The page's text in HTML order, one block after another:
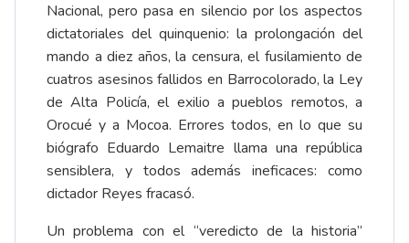
Nacional, pero pasa en silencio por los aspectos
dictatoriales del quinquenio: la prolongación del
mando a diez años, la censura, el fusilamiento de
cuatros asesinos fallidos en Barrocolorado, la Ley
de Alta Policía, el exilio a pueblos remotos, a
Orocué y a Mocoa. Errores todos, en lo que su
biógrafo Eduardo Lemaitre llama una república
sensiblera, y todos además ineficaces: como
dictador Reyes fracasó.
Un problema con el “veredicto de la historia”